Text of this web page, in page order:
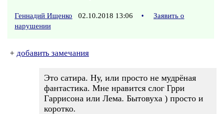
Геннадий Ищенко 02.10.2018 13:06 •
Заявить о
нарушении
+ добавить замечания
Это сатира. Ну, или просто не мудрёная
фантастика. Мне нравится слог Грри
Гаррисона или Лема. Бытовуха ) просто и
коротко.